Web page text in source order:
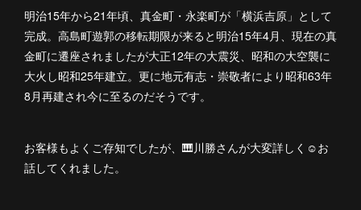
明治15年から21年頃、真金町・永楽町が「横浜吉原」として
完成。高島町遊郭の移転期限が来ると明治15年4月、現在の真
金町に遷座されましたが大正12年の大震災、昭和の大空襲に
大火し昭和25年建立。更に地元有志・崇敬者により昭和63年
8月再建され今に至るのだそうです。
お客様もよくご存知でしたが、🎹川勝さんが大変詳しく☺️お
話してくれました。